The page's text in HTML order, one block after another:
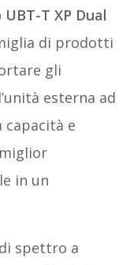
T XP Dual
di prodotti
gli
esterna ad
e
in un
spettro a